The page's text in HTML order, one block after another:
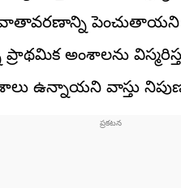
వాతావరణాన్ని
అంశాలను
ఉన్నాయని వాస్తు